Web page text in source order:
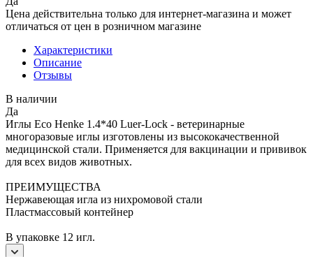
Цена действительна только для интернет-магазина и может
отличаться от цен в розничном магазине
Характеристики
Описание
Отзывы
В наличии
Да
Иглы Eсо Hеnke 1.4*40 Luer-Lock - ветеринарные
многоразовые иглы изготовлены из высококачественной
медицинской стали. Применяется для вакцинации и прививок
для всех видов животных.
ПРЕИМУЩЕСТВА
Нержавеющая игла из нихромовой стали
Пластмассовый контейнер
В упаковке 12 игл.